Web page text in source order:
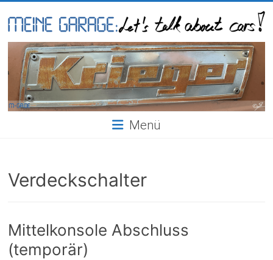
to
content
Meine
Garage
Menü
Verdeckschalter
Mittelkonsole Abschluss
(temporär)